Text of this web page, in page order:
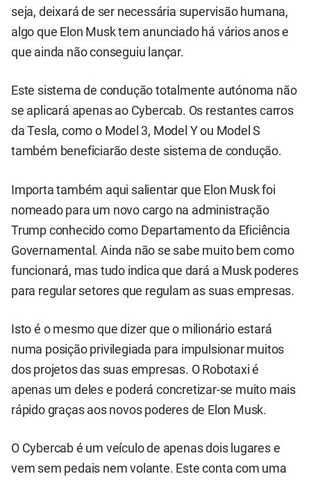
seja, deixará de ser necessária supervisão humana,
algo que Elon Musk tem anunciado há vários anos e
que ainda não conseguiu lançar.
Este sistema de condução totalmente autónoma não
se aplicará apenas ao Cybercab. Os restantes carros
da Tesla, como o Model 3, Model Y ou Model S
também beneficiarão deste sistema de condução.
Importa também aqui salientar que Elon Musk foi
nomeado para um novo cargo na administração
Trump conhecido como Departamento da Eficiência
Governamental. Ainda não se sabe muito bem como
funcionará, mas tudo indica que dará a Musk poderes
para regular setores que regulam as suas empresas.
Isto é o mesmo que dizer que o milionário estará
numa posição privilegiada para impulsionar muitos
dos projetos das suas empresas. O Robotaxi é
apenas um deles e poderá concretizar-se muito mais
rápido graças aos novos poderes de Elon Musk.
O Cybercab é um veículo de apenas dois lugares e
vem sem pedais nem volante. Este conta com uma